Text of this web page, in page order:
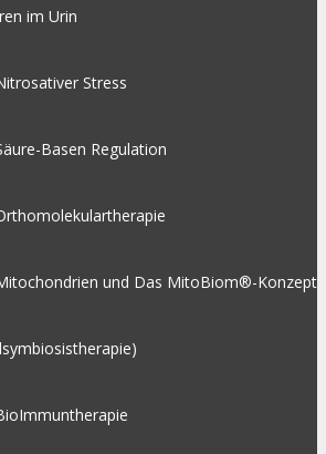
im Urin
Stress
Basen Regulation
und Das MitoBiom®-Konzept